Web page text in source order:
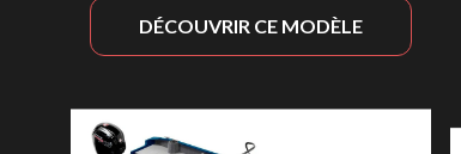
DÉCOUVRIR CE MODÈLE